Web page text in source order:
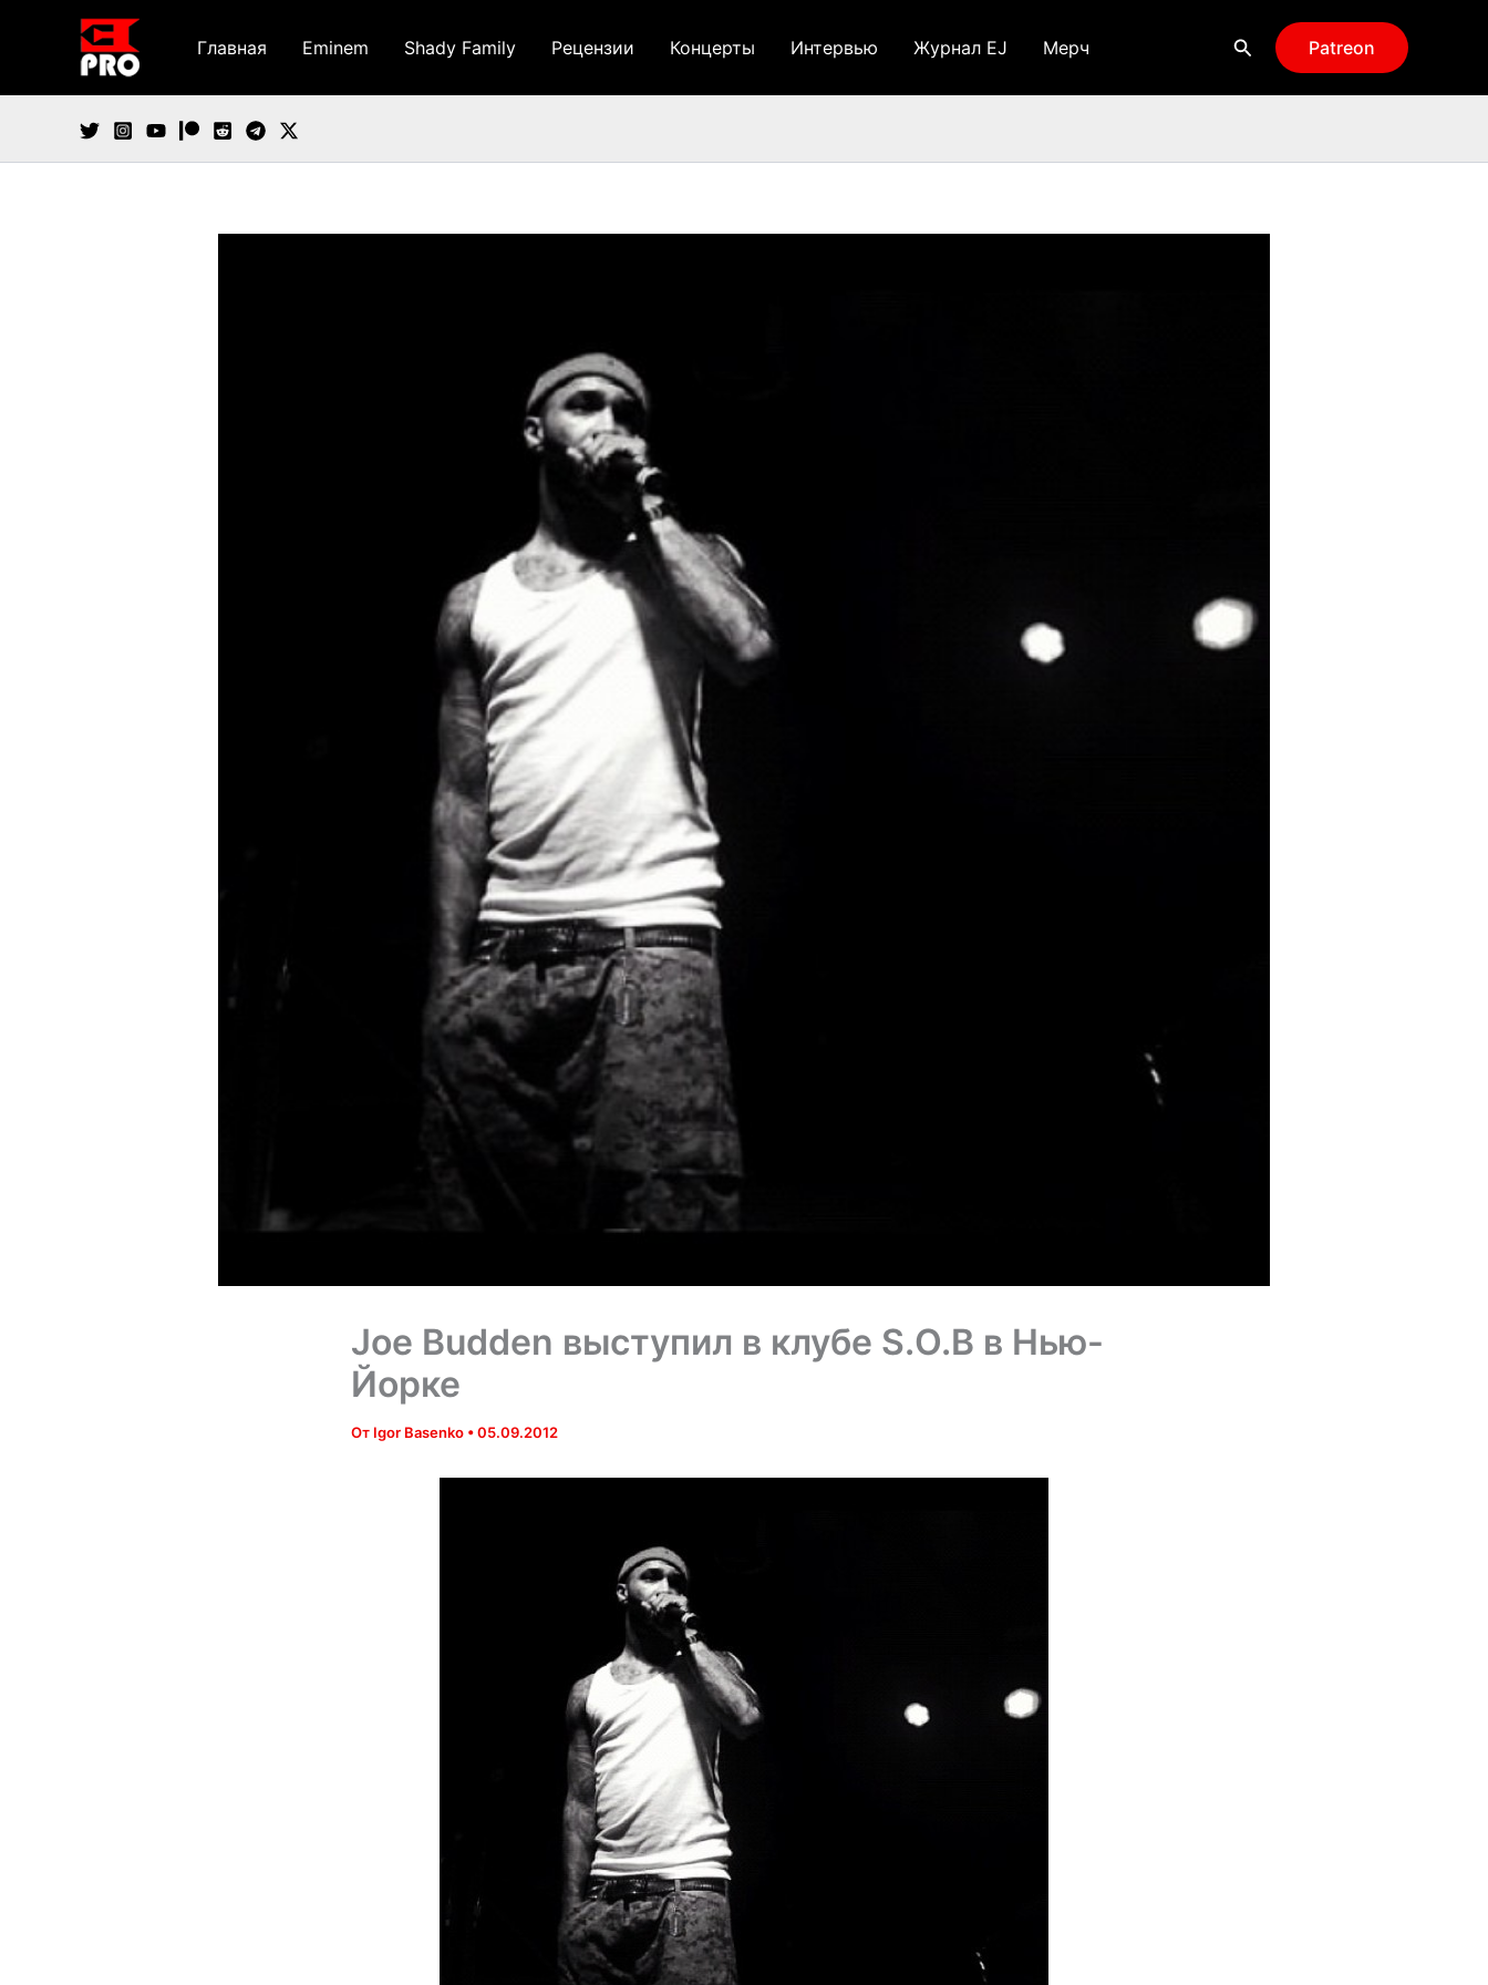
содержимому
Главная Eminem Shady Family Рецензии Концерты Интервью Журнал EJ Мерч Поиск Patreon
Joe Budden выступил в клубе S.O.B в Нью-
Йорке
От Igor Basenko •05.09.2012